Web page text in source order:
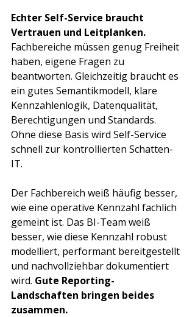
Echter Self-Service braucht
Vertrauen und Leitplanken.
Fachbereiche müssen genug Freiheit
haben, eigene Fragen zu
beantworten. Gleichzeitig braucht es
ein gutes Semantikmodell, klare
Kennzahlenlogik, Datenqualität,
Berechtigungen und Standards.
Ohne diese Basis wird Self-Service
schnell zur kontrollierten Schatten-
IT.
Der Fachbereich weiß häufig besser,
wie eine operative Kennzahl fachlich
gemeint ist. Das BI-Team weiß
besser, wie diese Kennzahl robust
modelliert, performant bereitgestellt
und nachvollziehbar dokumentiert
wird. Gute Reporting-
Landschaften bringen beides
zusammen.